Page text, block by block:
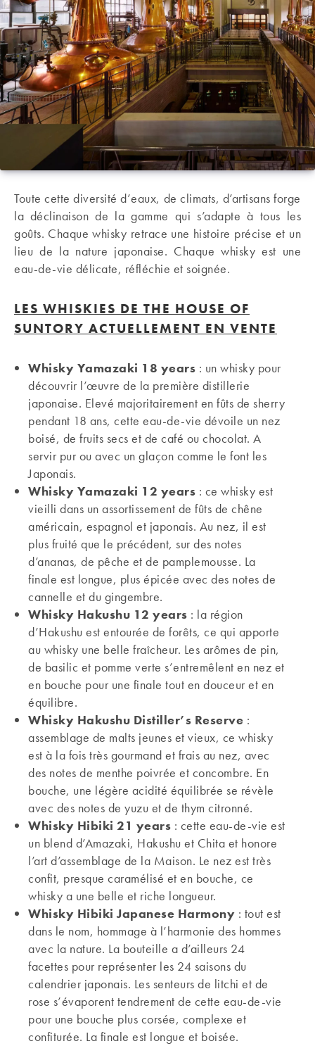
Toute cette diversité d’eaux, de climats, d’artisans forge
la déclinaison de la gamme qui s’adapte à tous les
goûts. Chaque whisky retrace une histoire précise et un
lieu de la nature japonaise. Chaque whisky est une
eau-de-vie délicate, réfléchie et soignée.
LES WHISKIES DE THE HOUSE OF
SUNTORY ACTUELLEMENT EN VENTE
Whisky Yamazaki 18 years : un whisky pour
découvrir l’œuvre de la première distillerie
japonaise. Elevé majoritairement en fûts de sherry
pendant 18 ans, cette eau-de-vie dévoile un nez
boisé, de fruits secs et de café ou chocolat. A
servir pur ou avec un glaçon comme le font les
Japonais.
Whisky Yamazaki 12 years : ce whisky est
vieilli dans un assortissement de fûts de chêne
américain, espagnol et japonais. Au nez, il est
plus fruité que le précédent, sur des notes
d’ananas, de pêche et de pamplemousse. La
finale est longue, plus épicée avec des notes de
cannelle et du gingembre.
Whisky Hakushu 12 years : la région
d’Hakushu est entourée de forêts, ce qui apporte
au whisky une belle fraîcheur. Les arômes de pin,
de basilic et pomme verte s’entremêlent en nez et
en bouche pour une finale tout en douceur et en
équilibre.
Whisky Hakushu Distiller’s Reserve :
assemblage de malts jeunes et vieux, ce whisky
est à la fois très gourmand et frais au nez, avec
des notes de menthe poivrée et concombre. En
bouche, une légère acidité équilibrée se révèle
avec des notes de yuzu et de thym citronné.
Whisky Hibiki 21 years : cette eau-de-vie est
un blend d’Amazaki, Hakushu et Chita et honore
l’art d’assemblage de la Maison. Le nez est très
confit, presque caramélisé et en bouche, ce
whisky a une belle et riche longueur.
Whisky Hibiki Japanese Harmony : tout est
dans le nom, hommage à l’harmonie des hommes
avec la nature. La bouteille a d’ailleurs 24
facettes pour représenter les 24 saisons du
calendrier japonais. Les senteurs de litchi et de
rose s’évaporent tendrement de cette eau-de-vie
pour une bouche plus corsée, complexe et
confiturée. La finale est longue et boisée.